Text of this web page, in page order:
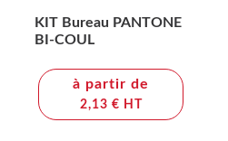
KIT Bureau PANTONE
BI-COUL
à partir de
2,13 € HT